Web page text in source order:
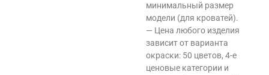
минимальный размер
модели (для кроватей).
— Цена любого изделия
зависит от варианта
окраски: 50 цветов, 4-е
ценовые категории и